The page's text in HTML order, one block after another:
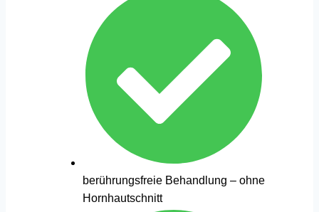
berührungsfreie Behandlung – ohne
Hornhautschnitt